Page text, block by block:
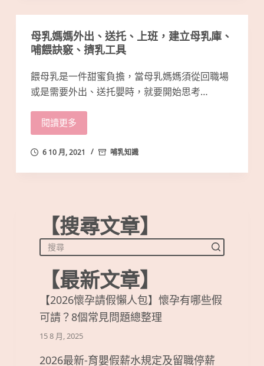
母乳媽媽外出、送托、上班，建立母乳庫、
哺餵訣竅、擠乳工具
餵母乳是一件甜蜜負擔，當母乳媽媽須從回職場
或是需要外出、送托嬰時，就要開始思考…
閱讀更多
6 10 月, 2021 哺乳知識
【搜尋文章】
【最新文章】
【2026懷孕請假懶人包】懷孕有哪些假
可請？8個常見問題總整理
15 8 月, 2025
2026最新-育嬰假薪水規定及留職停薪